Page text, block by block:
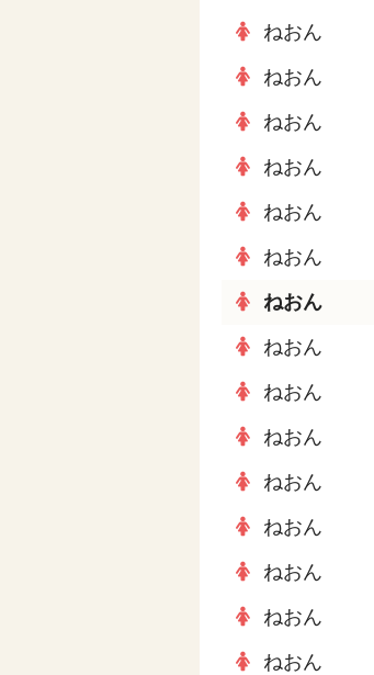
ねおん
ねおん
ねおん
ねおん
ねおん
ねおん
ねおん
ねおん
ねおん
ねおん
ねおん
ねおん
ねおん
ねおん
ねおん